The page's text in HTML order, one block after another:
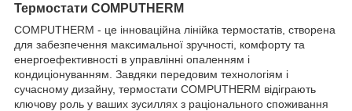
Термостати COMPUTHERM
COMPUTHERM - це інноваційна лінійка термостатів, створена
для забезпечення максимальної зручності, комфорту та
енергоефективності в управлінні опаленням і
кондиціонуванням. Завдяки передовим технологіям і
сучасному дизайну, термостати COMPUTHERM відіграють
ключову роль у ваших зусиллях з раціонального споживання